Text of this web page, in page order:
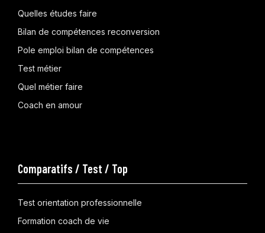
Quelles études faire
Bilan de compétences reconversion
Pole emploi bilan de compétences
Test métier
Quel métier faire
Coach en amour
Comparatifs / Test / Top
Test orientation professionnelle
Formation coach de vie